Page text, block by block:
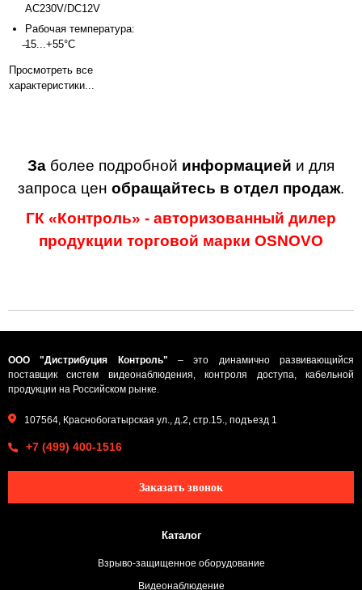
AC230V/DC12V
Рабочая температура:
̶15...+55°С
Просмотреть все
характеристики...
За более подробной информацией и для
запроса цен обращайтесь в отдел продаж.
ГК «Контроль» - авторизованный дилер
продукции торговой марки OSNOVO
ООО "Дистрибуция Контроль" – это динамично развивающийся
поставщик систем видеонаблюдения, контроля доступа, кабельной
продукции на Российском рынке.
107564, Краснобогатырская ул., д.2, стр.15., подъезд 1
+7 (499) 400-1516
Заказать звонок
Каталог
Взрыво-защищенное оборудование
Видеонаблюдение